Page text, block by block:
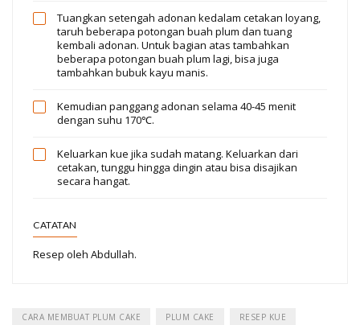
Tuangkan setengah adonan kedalam cetakan loyang,
taruh beberapa potongan buah plum dan tuang
kembali adonan. Untuk bagian atas tambahkan
beberapa potongan buah plum lagi, bisa juga
tambahkan bubuk kayu manis.
Kemudian panggang adonan selama 40-45 menit
dengan suhu 170℃.
Keluarkan kue jika sudah matang. Keluarkan dari
cetakan, tunggu hingga dingin atau bisa disajikan
secara hangat.
CATATAN
Resep oleh Abdullah.
CARA MEMBUAT PLUM CAKE PLUM CAKE RESEP KUE